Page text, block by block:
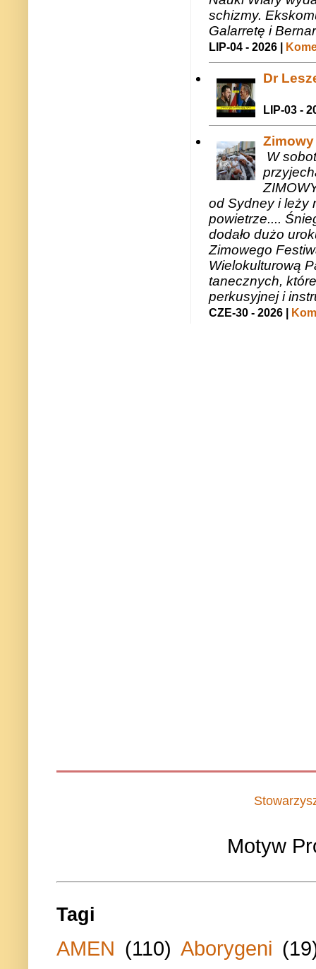
schizmy.
Galarretę i
LIP-04 - 2026 |
Dr
LIP-03 -
W
od Sydney i leży
powietrze....
dodało dużo
Zimowego
Wielokulturową
tanecznych,
perkusyjnej i
CZE-30 - 2026 |
Motyw
Tagi
AMEN (110) Aborygeni